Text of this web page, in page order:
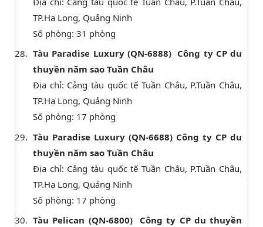
TP.Hạ Long, Quảng Ninh
Số phòng: 31 phòng
Tàu Paradise Luxury (QN-6888) Công ty CP du
thuyền năm sao Tuần Châu
Địa chỉ: Cảng tàu quốc tế Tuần Châu, P.Tuần Châu,
TP.Hạ Long, Quảng Ninh
Số phòng: 17 phòng
Tàu Paradise Luxury (QN-6688) Công ty CP du
thuyền năm sao Tuần Châu
Địa chỉ: Cảng tàu quốc tế Tuần Châu, P.Tuần Châu,
TP.Hạ Long, Quảng Ninh
Số phòng: 17 phòng
Tàu Pelican (QN-6800) Công ty CP du thuyền